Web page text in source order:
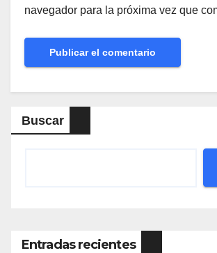
navegador para la próxima vez que
Buscar
Entradas recientes